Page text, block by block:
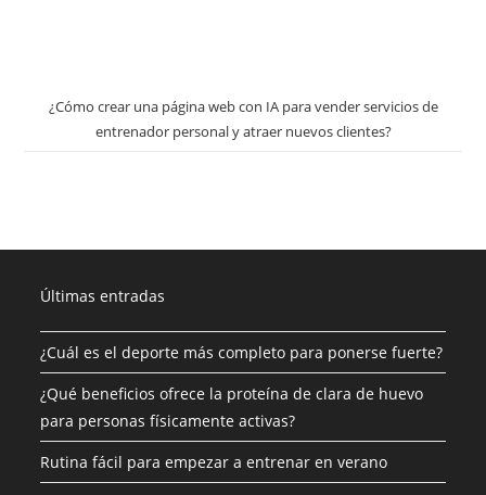
¿Cómo crear una página web con IA para vender servicios de
entrenador personal y atraer nuevos clientes?
Últimas entradas
¿Cuál es el deporte más completo para ponerse fuerte?
¿Qué beneficios ofrece la proteína de clara de huevo
para personas físicamente activas?
Rutina fácil para empezar a entrenar en verano